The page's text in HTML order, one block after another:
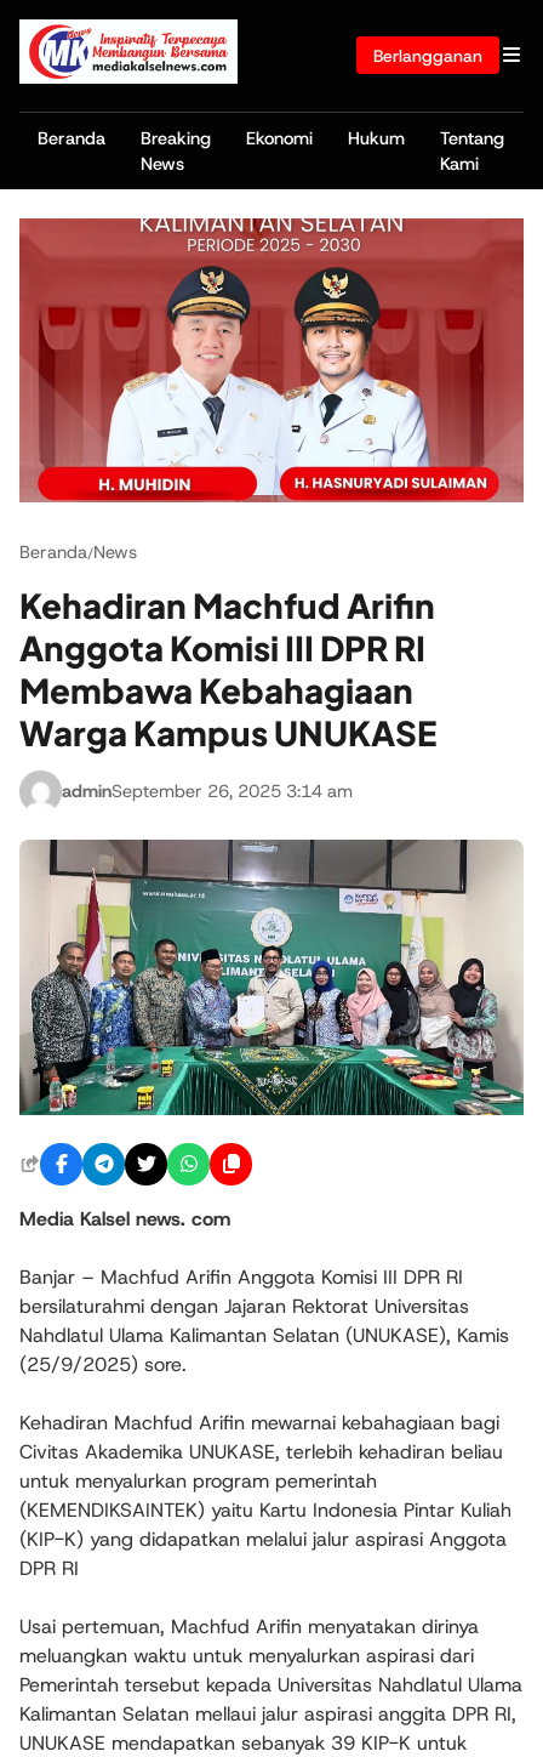
Berlangganan
Beranda
Breaking
News
Ekonomi Hukum
Tentang
Kami
Beranda/News
Kehadiran Machfud Arifin
Anggota Komisi III DPR RI
Membawa Kebahagiaan
Warga Kampus UNUKASE
adminSeptember 26, 2025 3:14 am
Media Kalsel news. com
Banjar – Machfud Arifin Anggota Komisi III DPR RI
bersilaturahmi dengan Jajaran Rektorat Universitas
Nahdlatul Ulama Kalimantan Selatan (UNUKASE), Kamis
(25/9/2025) sore.
Kehadiran Machfud Arifin mewarnai kebahagiaan bagi
Civitas Akademika UNUKASE, terlebih kehadiran beliau
untuk menyalurkan program pemerintah
(KEMENDIKSAINTEK) yaitu Kartu Indonesia Pintar Kuliah
(KIP-K) yang didapatkan melalui jalur aspirasi Anggota
DPR RI
Usai pertemuan, Machfud Arifin menyatakan dirinya
meluangkan waktu untuk menyalurkan aspirasi dari
Pemerintah tersebut kepada Universitas Nahdlatul Ulama
Kalimantan Selatan mellaui jalur aspirasi anggita DPR RI,
UNUKASE mendapatkan sebanyak 39 KIP-K untuk